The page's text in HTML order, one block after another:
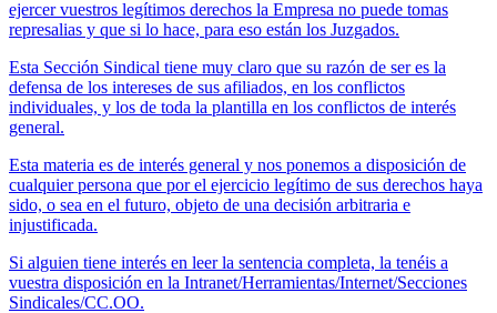
ejercer vuestros legítimos derechos la Empresa no puede tomas
represalias y que si lo hace, para eso están los Juzgados.
Esta Sección Sindical tiene muy claro que su razón de ser es la
defensa de los intereses de sus afiliados, en los conflictos
individuales, y los de toda la plantilla en los conflictos de interés
general.
Esta materia es de interés general y nos ponemos a disposición de
cualquier persona que por el ejercicio legítimo de sus derechos haya
sido, o sea en el futuro, objeto de una decisión arbitraria e
injustificada.
Si alguien tiene interés en leer la sentencia completa, la tenéis a
vuestra disposición en la Intranet/Herramientas/Internet/Secciones
Sindicales/CC.OO.